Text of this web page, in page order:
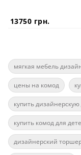
13750 грн.
мягкая мебель
цены на комод
купить
купить комод для
дизайнерский